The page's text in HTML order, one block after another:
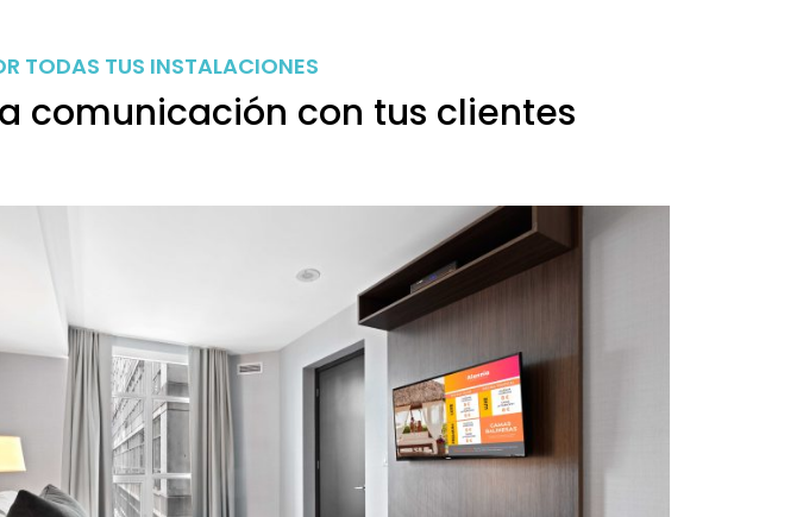
TODAS TUS INSTALACIONES
comunicación con tus clientes